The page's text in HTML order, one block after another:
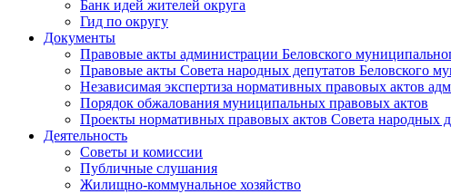
Банк идей жителей округа
Гид по округу
Документы
Правовые акты администрации Беловского
Правовые акты Совета народных депутатов Беловского
Независимая экспертиза нормативных правовых актов
Порядок обжалования муниципальных правовых актов
Проекты нормативных правовых актов Совета народных
Деятельность
Советы и комиссии
Публичные слушания
Жилищно-коммунальное хозяйство